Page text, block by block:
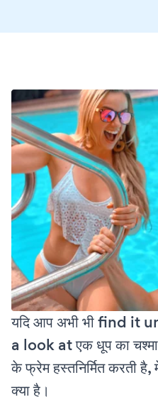
यदि आप अभी भी find it
a look at एक धूप का
के फ्रेम हस्तनिर्मित
क्या है।